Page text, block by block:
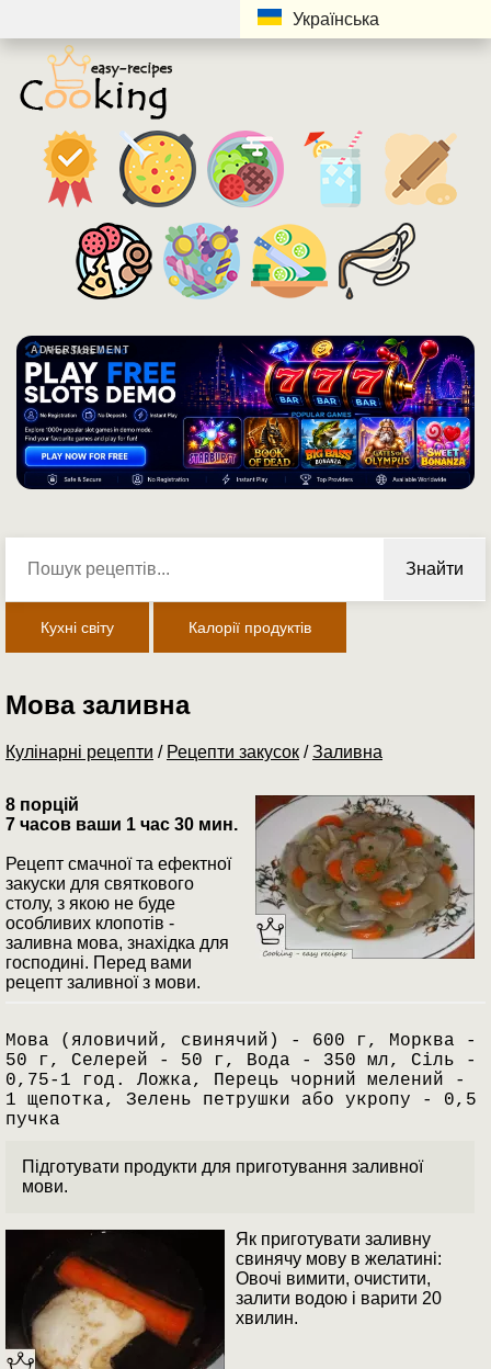
Українська
ADVERTISEMENT
Знайти
Кухні світу Калорії продуктів
Мова заливна
Кулінарні рецепти / Рецепти закусок /Заливна
8 порцій
7 часов ваши 1 час 30 мин.
Рецепт смачної та ефектної
закуски для святкового
столу, з якою не буде
особливих клопотів -
заливна мова, знахідка для
господині. Перед вами
рецепт заливної з мови.
Мова (яловичий, свинячий) - 600 г, Морква -
50 г, Селерей - 50 г, Вода - 350 мл, Сіль -
0,75-1 год. Ложка, Перець чорний мелений -
1 щепотка, Зелень петрушки або укропу - 0,5
пучка
Підготувати продукти для приготування заливної
мови.
Як приготувати заливну
свинячу мову в желатині:
Овочі вимити, очистити,
залити водою і варити 20
хвилин.